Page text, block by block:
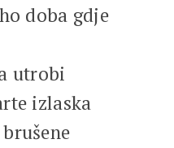
doba gdje
utrobi
izlaska